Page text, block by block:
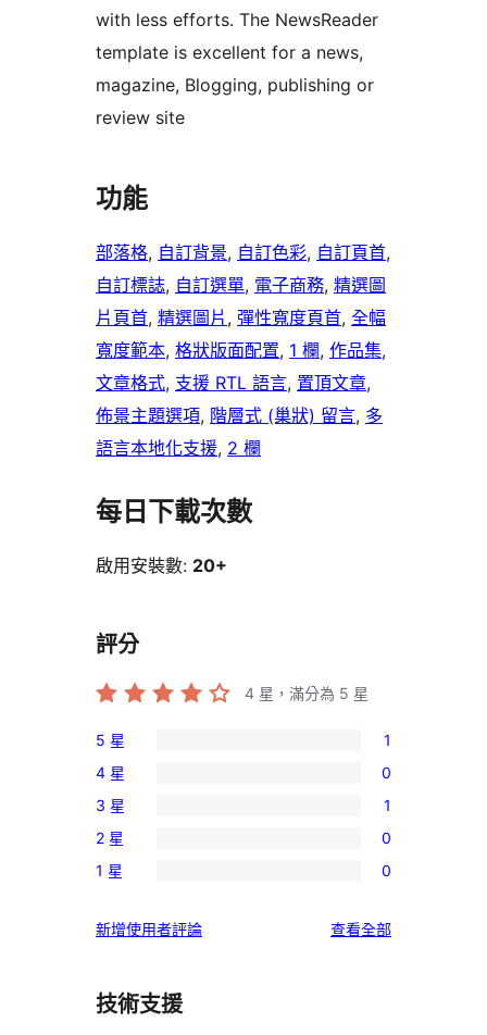
with less efforts. The NewsReader
template is excellent for a news,
magazine, Blogging, publishing or
review site
功能
部落格, 自訂背景, 自訂色彩, 自訂頁首
自訂標誌, 自訂選單, 電子商務, 精選圖
片頁首, 精選圖片 , 彈性寬度頁首, 全幅
寬度範本, 格狀版面配置, 1 欄, 作品集
文章格式, 支援 RTL 語言, 置頂文章
佈景主題選項, 階層式 (巢狀) 留言, 多
語言本地化支援, 2 欄
每日下載次數
啟用安裝數: 20+
評分
4 星，滿分為 5 星
1
個
5
星
使
者
5 星 1
0
個
4
星
用
論
4 星 0
1
個
3
使
評
3 星 1
0
個
星
用
者
2 星 0
0
1
使
1 星 0
新增使用者評論 查看全部使
技術支援